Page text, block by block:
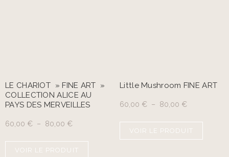
LE CHARIOT » FINE ART »
COLLECTION ALICE AU
PAYS DES MERVEILLES
60,00 € – 80,00 €
VOIR LE PRODUIT
Little Mushroom FINE ART
60,00 € – 80,00 €
VOIR LE PRODUIT